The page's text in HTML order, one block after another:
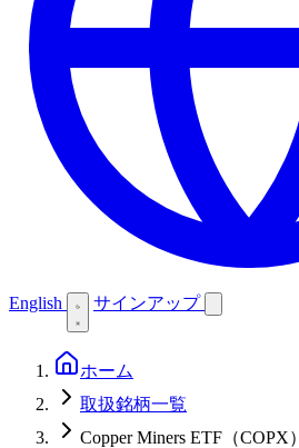
English サインアップ
ホーム
取扱銘柄一覧
Copper Miners ETF（COPX）